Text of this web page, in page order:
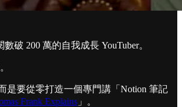
數破 200 萬的自我成長 YouTuber。
是要從零打造一個專門講「Notion 筆記
Frank Explains 」。